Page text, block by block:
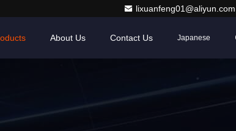
lixuanfeng01@aliyun.com
About Us Contact Us Japanese